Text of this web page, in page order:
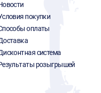
покупки
оплаты
система
розыгрышей